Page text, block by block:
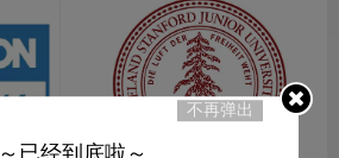
不再弹出